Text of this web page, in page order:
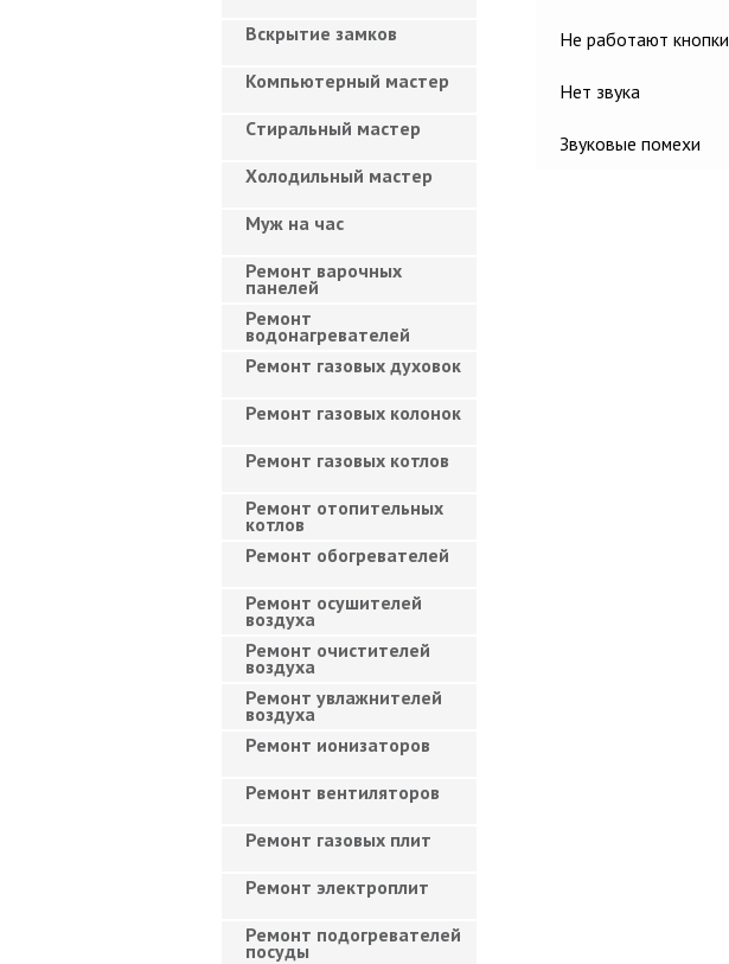
Не работают кнопки
Нет звука
Звуковые помехи
Вскрытие замков
Компьютерный мастер
Cтиральный мастер
Холодильный мастер
Муж на час
Ремонт варочных
панелей
Ремонт
водонагревателей
Ремонт газовых духовок
Ремонт газовых колонок
Ремонт газовых котлов
Ремонт отопительных
котлов
Ремонт обогревателей
Ремонт осушителей
воздуха
Ремонт очистителей
воздуха
Ремонт увлажнителей
воздуха
Ремонт ионизаторов
Ремонт вентиляторов
Ремонт газовых плит
Ремонт электроплит
Ремонт подогревателей
посуды